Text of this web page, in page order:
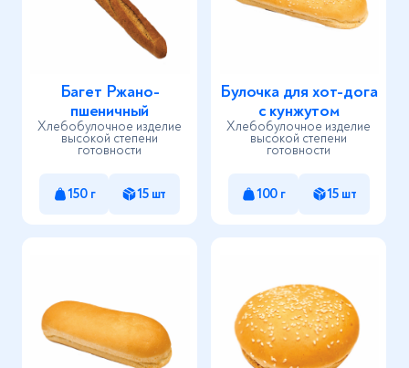
Багет Ржано-
пшеничный
Хлебобулочное изделие
высокой степени
готовности
150 г 15 шт
Булочка для хот-дога
с кунжутом
Хлебобулочное изделие
высокой степени
готовности
100 г 15 шт